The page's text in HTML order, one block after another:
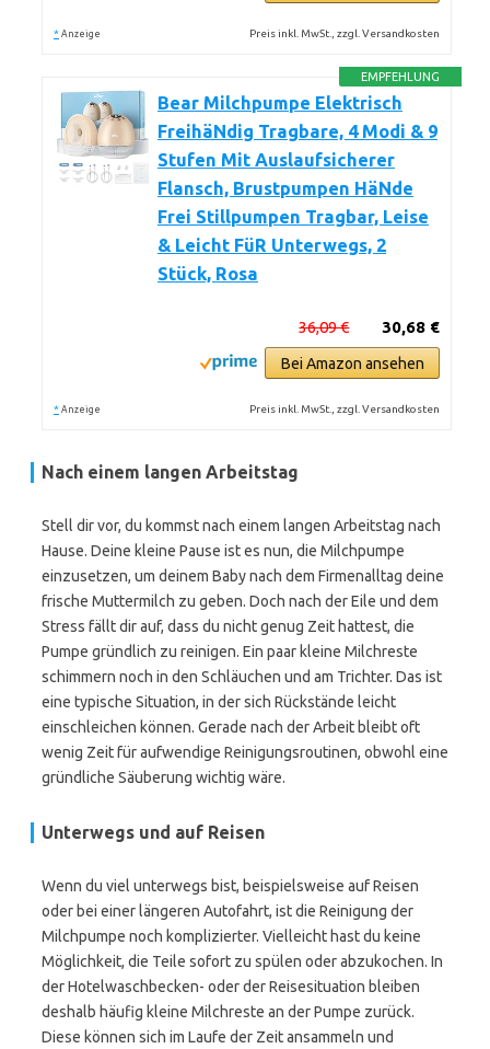
* Anzeige Preis inkl. MwSt., zzgl. Versandkosten
EMPFEHLUNG
Bear Milchpumpe Elektrisch
FreihäNdig Tragbare, 4 Modi & 9
Stufen Mit Auslaufsicherer
Flansch, Brustpumpen HäNde
Frei Stillpumpen Tragbar, Leise
& Leicht FüR Unterwegs, 2
Stück, Rosa
30,68 €
36,09 €
Bei Amazon ansehen
* Anzeige Preis inkl. MwSt., zzgl. Versandkosten
Nach einem langen Arbeitstag
Stell dir vor, du kommst nach einem langen Arbeitstag nach
Hause. Deine kleine Pause ist es nun, die Milchpumpe
einzusetzen, um deinem Baby nach dem Firmenalltag deine
frische Muttermilch zu geben. Doch nach der Eile und dem
Stress fällt dir auf, dass du nicht genug Zeit hattest, die
Pumpe gründlich zu reinigen. Ein paar kleine Milchreste
schimmern noch in den Schläuchen und am Trichter. Das ist
eine typische Situation, in der sich Rückstände leicht
einschleichen können. Gerade nach der Arbeit bleibt oft
wenig Zeit für aufwendige Reinigungsroutinen, obwohl eine
gründliche Säuberung wichtig wäre.
Unterwegs und auf Reisen
Wenn du viel unterwegs bist, beispielsweise auf Reisen
oder bei einer längeren Autofahrt, ist die Reinigung der
Milchpumpe noch komplizierter. Vielleicht hast du keine
Möglichkeit, die Teile sofort zu spülen oder abzukochen. In
der Hotelwaschbecken- oder der Reisesituation bleiben
deshalb häufig kleine Milchreste an der Pumpe zurück.
Diese können sich im Laufe der Zeit ansammeln und